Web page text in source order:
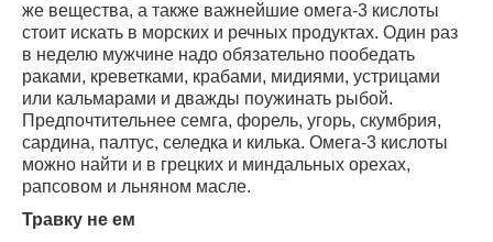
же вещества, а также важнейшие омега-3 кислоты
стоит искать в морских и речных продуктах. Один раз
в неделю мужчине надо обязательно пообедать
раками, креветками, крабами, мидиями, устрицами
или кальмарами и дважды поужинать рыбой.
Предпочтительнее семга, форель, угорь, скумбрия,
сардина, палтус, селедка и килька. Омега-3 кислоты
можно найти и в грецких и миндальных орехах,
рапсовом и льняном масле.
Травку не ем